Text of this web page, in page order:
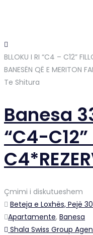
BLLOKU I RI “C4 – C12”
BANESËN QË E MERITON
Te Shitura
Banesa
“C4-
Çmimi i diskutueshem
Beteja e Loxhës, Pejë
Apartamente, Banesa
Shala Swiss Group